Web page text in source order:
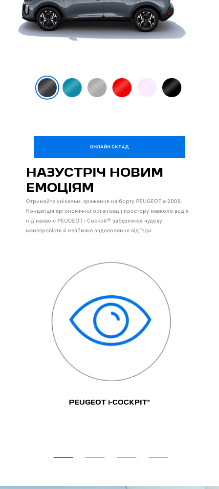
ОНЛАЙН СКЛАД
НАЗУСТРІЧ НОВИМ
ЕМОЦІЯМ
Отримайте унікальні враження на борту PEUGEOT e-2008.
Концепція ергономічної організації простору навколо водія
під назвою PEUGEOT i-Cockpit® забезпечує чудову
маневровість й неабияке задоволення від їзди.
PEUGEOT i-COCKPIT®